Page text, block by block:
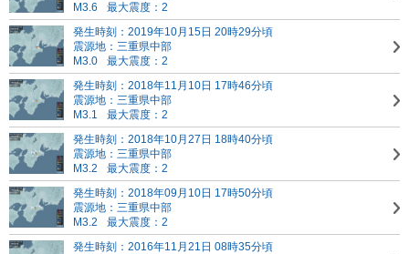
M3.6
最大震度：2
発生時刻：2019年10月15日 20時29分頃
震源地：三重県中部
M3.0
最大震度：2
発生時刻：2018年11月10日 17時46分頃
震源地：三重県中部
M3.1
最大震度：2
発生時刻：2018年10月27日 18時40分頃
震源地：三重県中部
M3.2
最大震度：2
発生時刻：2018年09月10日 17時50分頃
震源地：三重県中部
M3.2
最大震度：2
発生時刻：2016年11月21日 08時35分頃